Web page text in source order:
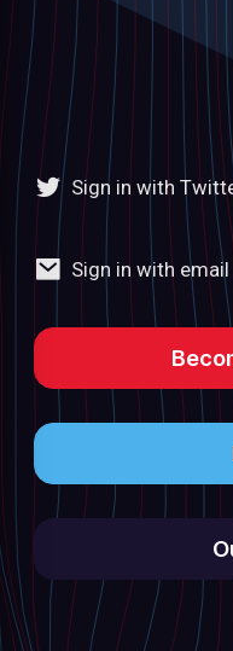
Sign in with
Sign in with email